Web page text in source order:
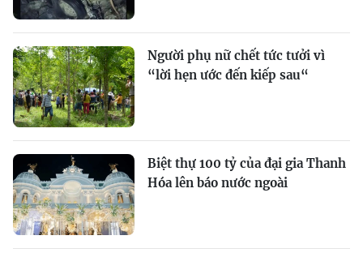
Người phụ nữ chết tức tưởi vì
“lời hẹn ước đến kiếp sau“
Biệt thự 100 tỷ của đại gia Thanh
Hóa lên báo nước ngoài